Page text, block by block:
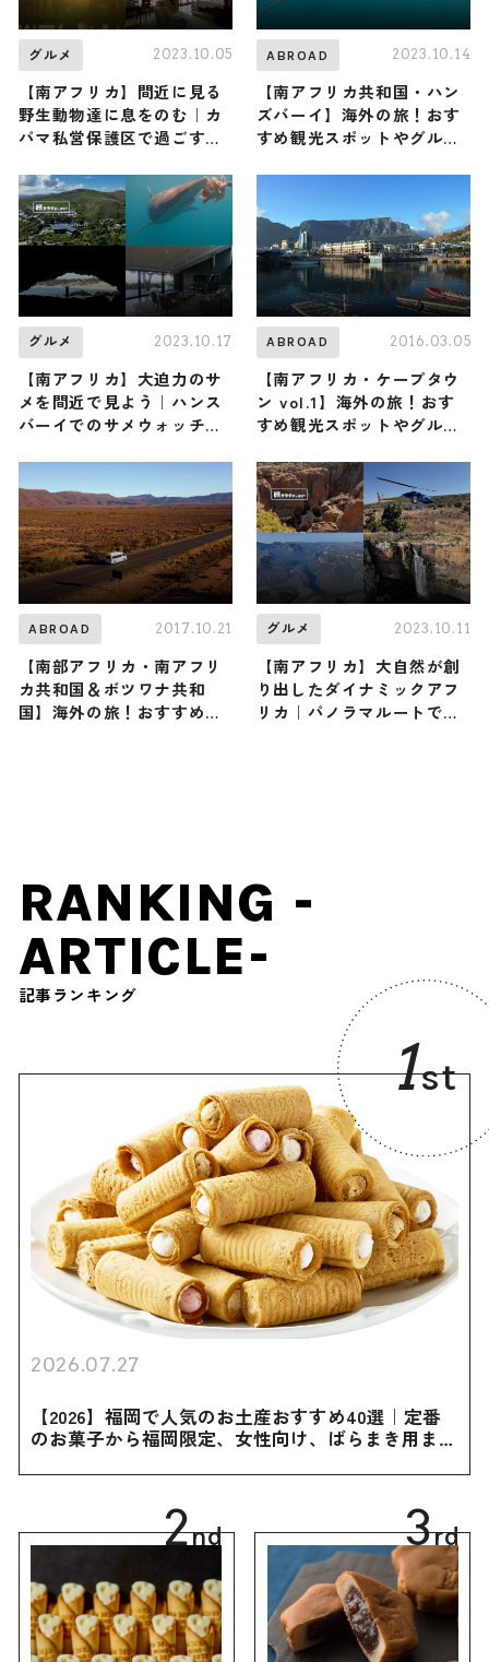
グルメ 2023.10.05
【南アフリカ】間近に見る
野生動物達に息をのむ｜カ
パマ私営保護区で過ごすサ
ABROAD 2023.10.14
【南アフリカ共和国・ハン
ズバーイ】海外の旅！おす
すめ観光スポットやグルメ
グルメ 2023.10.17
【南アフリカ】大迫力のサ
メを間近で見よう｜ハンス
バーイでのサメウォッチン
群を巡る旅
ABROAD 2016.03.05
【南アフリカ・ケープタウ
ン vol.1】海外の旅！おす
すめ観光スポットやグルメ
ABROAD 2017.10.21
【南部アフリカ・南アフリ
カ共和国＆ボツワナ共和
国】海外の旅！おすすめ観
グルメ 2023.10.11
【南アフリカ】大自然が創
り出したダイナミックアフ
リカ｜パノラマルートで大
RANKING -
ARTICLE-
記事ランキング
1st
2026.07.27
【2026】福岡で人気のお土産おすすめ40選｜定番
のお菓子から福岡限定、女性向け、ばらまき用まで
2nd 3rd